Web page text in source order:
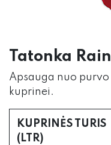
Tatonka
Apsauga nuo
kuprinei.
KUPRINĖS TURIS
(LTR)